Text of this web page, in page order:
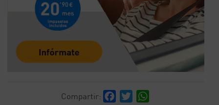
Compartir: Facebook
Twitter